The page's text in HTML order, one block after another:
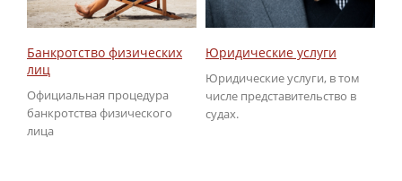
Банкротство физических
лиц
Официальная процедура
банкротства физического
лица
Юридические услуги
Юридические услуги, в том
числе представительство в
судах.